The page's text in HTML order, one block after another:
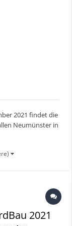
2021 findet die
Neumünster in
Das
2021